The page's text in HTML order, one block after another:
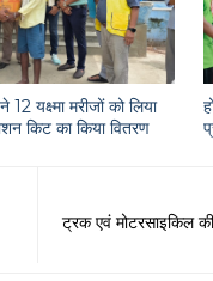
यक्ष्मा मरीजों को लिया
किट का किया वितरण
ट्रक एवं मोटरसाइकिल